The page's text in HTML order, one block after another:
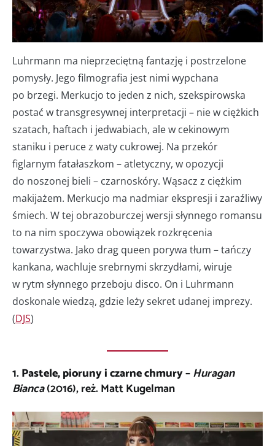
Luhrmann ma nieprzeciętną fantazję i postrzelone
pomysły. Jego filmografia jest nimi wypchana
po brzegi. Merkucjo to jeden z nich, szekspirowska
postać w transgresywnej interpretacji – nie w ciężkich
szatach, haftach i jedwabiach, ale w cekinowym
staniku i peruce z waty cukrowej. Na przekór
figlarnym fatałaszkom – atletyczny, w opozycji
do noszonej bieli – czarnoskóry. Wąsacz z ciężkim
makijażem. Merkucjo ma nadmiar ekspresji i zaraźliwy
śmiech. W tej obrazoburczej wersji słynnego romansu
to na nim spoczywa obowiązek rozkręcenia
towarzystwa. Jako drag queen porywa tłum – tańczy
kankana, wachluje srebrnymi skrzydłami, wiruje
w rytm słynnego przeboju disco. On i Luhrmann
doskonale wiedzą, gdzie leży sekret udanej imprezy.
(DJS)
1.Pastele, pioruny i czarne chmury –Huragan
Bianca(2016), reż. Matt Kugelman